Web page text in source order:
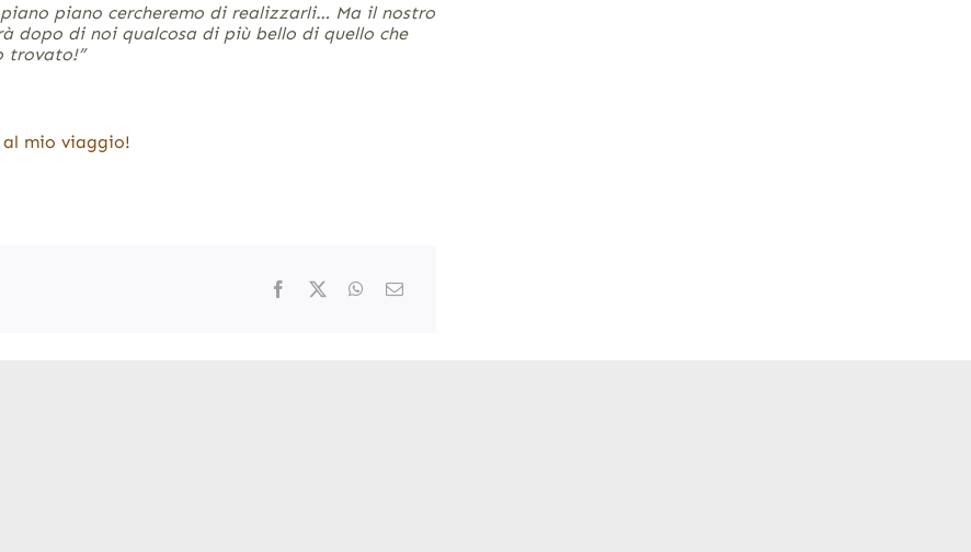
piano cercheremo di realizzarli… Ma il nostro
dopo di noi qualcosa di più bello di quello che
trovato!”
mio viaggio!